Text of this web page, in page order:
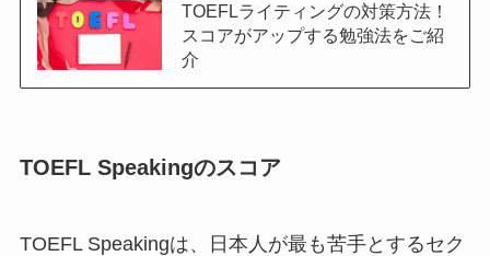
TOEFLライティングの対策方法！
スコアがアップする勉強法をご紹
介
TOEFL Speakingのスコア
TOEFL Speakingは、日本人が最も苦手とするセク